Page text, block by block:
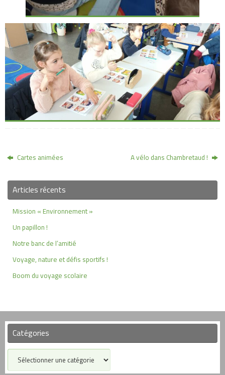
Cartes animées A vélo dans Chambretaud !
Articles récents
Mission « Environnement »
Un papillon !
Notre banc de l’amitié
Voyage, nature et défis sportifs !
Boom du voyage scolaire
Catégories